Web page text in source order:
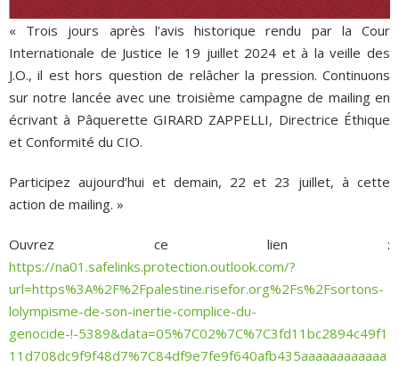
« Trois jours après l’avis historique rendu par la Cour
Internationale de Justice le 19 juillet 2024 et à la veille des
J.O., il est hors question de relâcher la pression. Continuons
sur notre lancée avec une troisième campagne de mailing en
écrivant à Pâquerette GIRARD ZAPPELLI, Directrice Éthique
et Conformité du CIO.
Participez aujourd’hui et demain, 22 et 23 juillet, à cette
action de mailing. »
Ouvrez ce lien :
https://na01.safelinks.protection.outlook.com/?
url=https%3A%2F%2Fpalestine.risefor.org%2Fs%2Fsortons-
lolympisme-de-son-inertie-complice-du-
genocide-!-5389&data=05%7C02%7C%7C3fd11bc2894c49f1
11d708dc9f9f48d7%7C84df9e7fe9f640afb435aaaaaaaaaaaa